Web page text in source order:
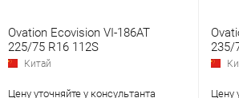
Ovation Ecovision VI-186AT
225/75 R16 112S
Китай
Цену уточняйте у консультанта
235/
Цену